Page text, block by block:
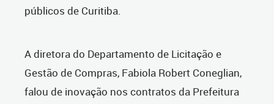
públicos de Curitiba.
A diretora do Departamento de Licitação e
Gestão de Compras, Fabiola Robert Coneglian,
falou de inovação nos contratos da Prefeitura